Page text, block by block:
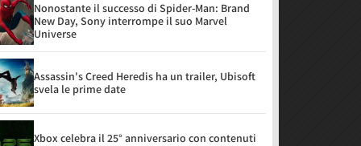
Nonostante il successo di Spider-Man: Brand
New Day, Sony interrompe il suo Marvel
Universe
Assassin's Creed Heredis ha un trailer, Ubisoft
svela le prime date
Xbox celebra il 25° anniversario con contenuti